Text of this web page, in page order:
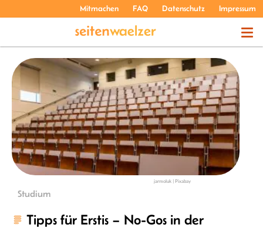
Mitmachen FAQ Datenschutz Impressum
THEMEN
PODCASTS
ÜBER UNS
jarmoluk | Pixabay
Studium
Tipps für Erstis – No-Gos in der